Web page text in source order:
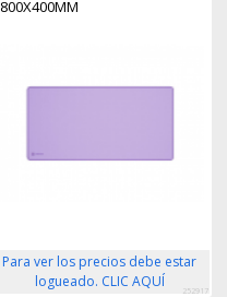
800X400MM
Para ver los precios debe estar
logueado. CLIC AQUÍ
252917